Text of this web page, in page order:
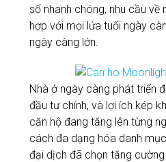
số nhanh chóng, nhu cầu về
hợp với mọi lứa tuổi ngày
ngày càng lớn.
Nhà ở ngày càng phát triển
đầu tư chính, và lợi ích kép
căn hộ đang tăng lên từng
cách đa dạng hóa danh
đại dịch đã chọn tăng